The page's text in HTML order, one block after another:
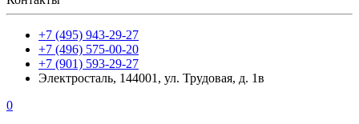
+7 (495) 943-29-27
+7 (496) 575-00-20
+7 (901) 593-29-27
Электросталь, 144001, ул. Трудовая, д. 1в
0